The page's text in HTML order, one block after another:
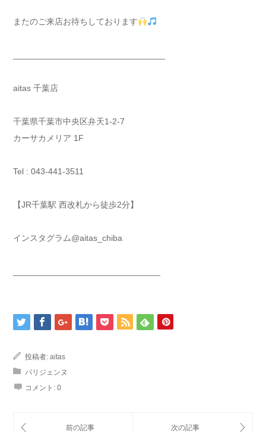
またのご来店お待ちしております
aitas 千葉店
千葉県千葉市中央区弁天1-2-7
カーサカメリア 1F
Tel : 043-441-3511
【JR千葉駅 西改札から徒歩2分】
インスタグラム@aitas_chiba
投稿者: aitas
パリジェンヌ
コメント: 0